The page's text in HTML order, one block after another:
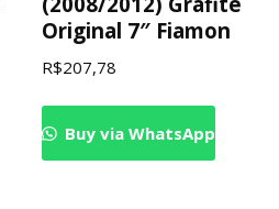
Original 7″ Fiamon
R$207,78
Buy via WhatsApp